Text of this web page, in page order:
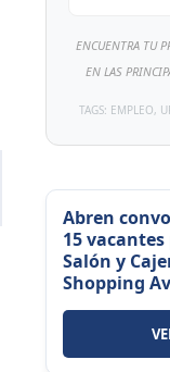
ENCUENTRA TU
EN LAS
TAGS: EMPLEO,
Abren
15
Salón y
Shopping